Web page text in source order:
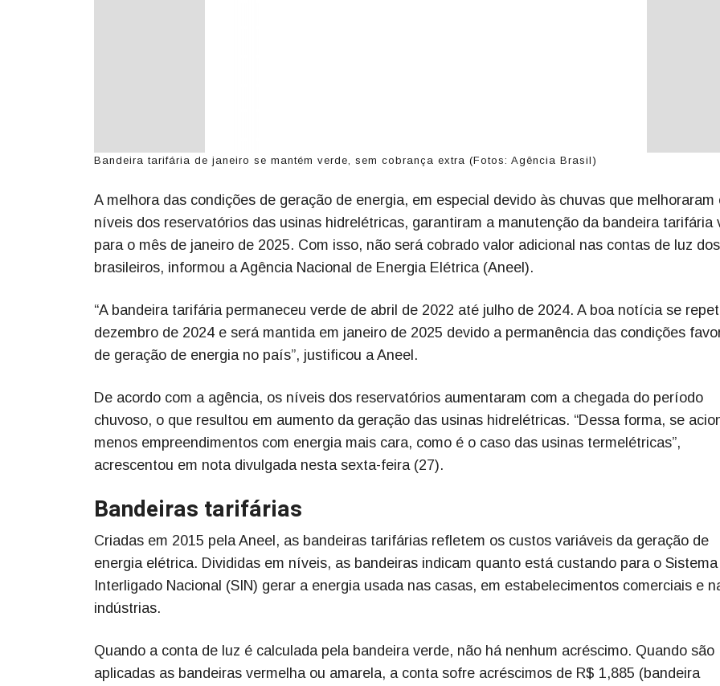
Bandeira tarifária de janeiro se mantém verde, sem cobrança extra (Fotos: Agência Brasil)
A melhora das condições de geração de energia, em especial devido às chuvas que melhoraram
níveis dos reservatórios das usinas hidrelétricas, garantiram a manutenção da bandeira tarifária
para o mês de janeiro de 2025. Com isso, não será cobrado valor adicional nas contas de luz dos
brasileiros, informou a Agência Nacional de Energia Elétrica (Aneel).
“A bandeira tarifária permaneceu verde de abril de 2022 até julho de 2024. A boa notícia se
dezembro de 2024 e será mantida em janeiro de 2025 devido a permanência das condições
de geração de energia no país”, justificou a Aneel.
De acordo com a agência, os níveis dos reservatórios aumentaram com a chegada do período
chuvoso, o que resultou em aumento da geração das usinas hidrelétricas. “Dessa forma, se
menos empreendimentos com energia mais cara, como é o caso das usinas termelétricas”,
acrescentou em nota divulgada nesta sexta-feira (27).
Bandeiras tarifárias
Criadas em 2015 pela Aneel, as bandeiras tarifárias refletem os custos variáveis da geração de
energia elétrica. Divididas em níveis, as bandeiras indicam quanto está custando para o Sistema
Interligado Nacional (SIN) gerar a energia usada nas casas, em estabelecimentos comerciais e
indústrias.
Quando a conta de luz é calculada pela bandeira verde, não há nenhum acréscimo. Quando são
aplicadas as bandeiras vermelha ou amarela, a conta sofre acréscimos de R$ 1,885 (bandeira